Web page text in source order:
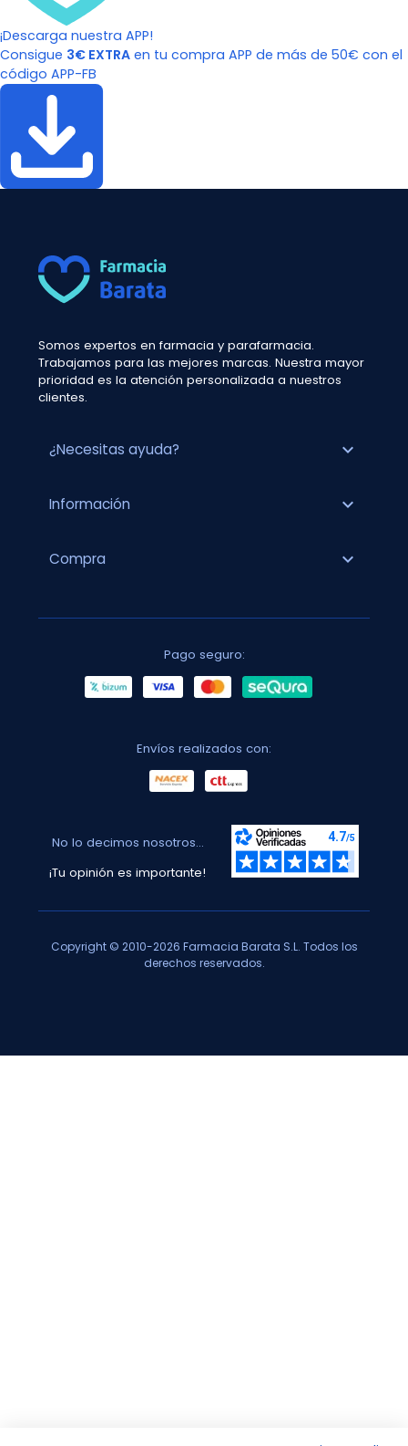
¡Descarga nuestra APP!
Consigue 3€ EXTRA en tu compra APP de más de 50€ con el
código APP-FB
Somos expertos en farmacia y parafarmacia.
Trabajamos para las mejores marcas. Nuestra mayor
prioridad es la atención personalizada a nuestros
clientes.
¿Necesitas ayuda? expand_more
Información expand_more
Compra expand_more
Pago seguro:
Envíos realizados con:
No lo decimos nosotros...
¡Tu opinión es importante!
Copyright © 2010-2026 Farmacia Barata S.L. Todos los
derechos reservados.